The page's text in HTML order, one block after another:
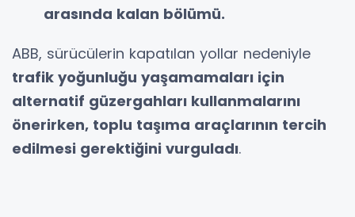
arasında kalan bölümü.
ABB, sürücülerin kapatılan yollar nedeniyle
trafik yoğunluğu yaşamamaları için
alternatif güzergahları kullanmalarını
önerirken, toplu taşıma araçlarının tercih
edilmesi gerektiğini vurguladı.